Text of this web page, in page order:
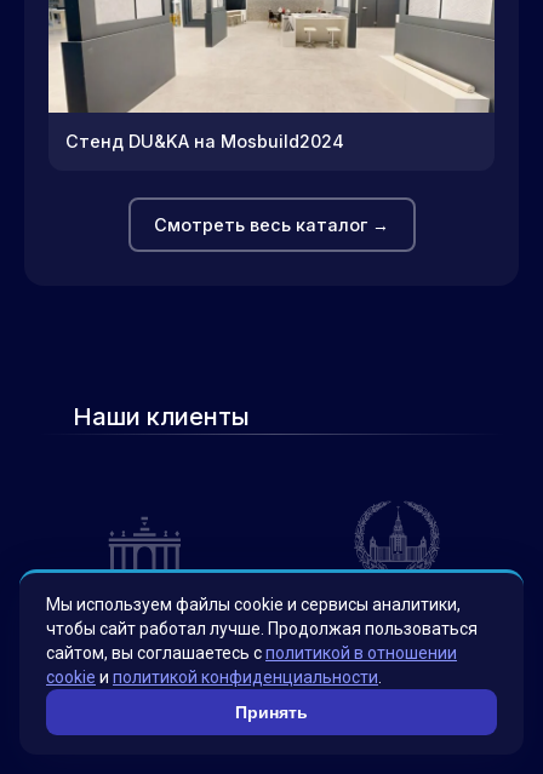
Стенд DU&KA на Mosbuild2024
Смотреть весь каталог →
Наши клиенты
Мы используем файлы cookie и сервисы аналитики,
чтобы сайт работал лучше. Продолжая пользоваться
сайтом, вы соглашаетесь сполитикой в отношении
cookie и политикой конфиденциальности
Принять